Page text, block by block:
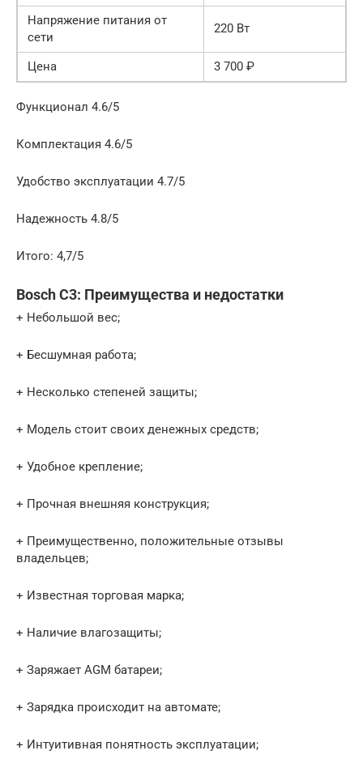
Напряжение питания от
сети
220 Вт
Цена 3 700 ₽
Функционал 4.6/5
Комплектация 4.6/5
Удобство эксплуатации 4.7/5
Надежность 4.8/5
Итого: 4,7/5
Bosch C3: Преимущества и недостатки
+ Небольшой вес;
+ Бесшумная работа;
+ Несколько степеней защиты;
+ Модель стоит своих денежных средств;
+ Удобное крепление;
+ Прочная внешняя конструкция;
+ Преимущественно, положительные отзывы
владельцев;
+ Известная торговая марка;
+ Наличие влагозащиты;
+ Заряжает AGM батареи;
+ Зарядка происходит на автомате;
+ Интуитивная понятность эксплуатации;